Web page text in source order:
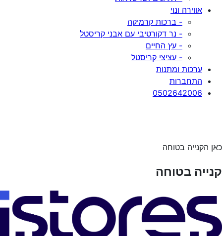
אווירה ונוי
- ברכות קרמיקה
- נר דקורטיבי עם אבני קריסטל
- עץ החיים
- עציצי קריסטל
ערכות ומתנות
התחברות
0502642006
כאן הקנייה בטוחה
קנייה בטוחה